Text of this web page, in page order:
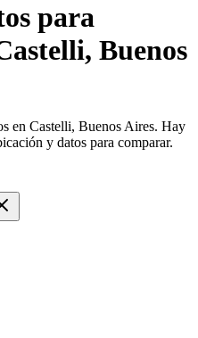
para
Buenos
en Castelli, Buenos Aires. Hay
y datos para comparar.